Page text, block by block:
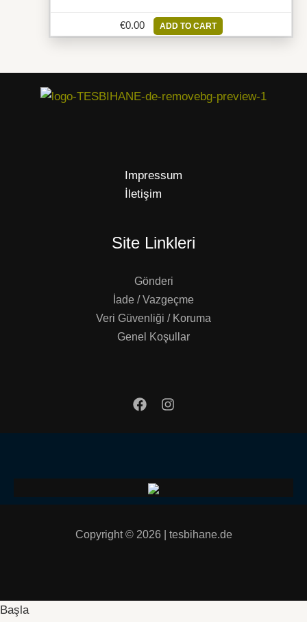
€0.00 ADD TO CART
Impressum
İletişim
Site Linkleri
Gönderi
İade / Vazgeçme
Veri Güvenliği / Koruma
Genel Koşullar
Copyright © 2026 | tesbihane.de
Başla